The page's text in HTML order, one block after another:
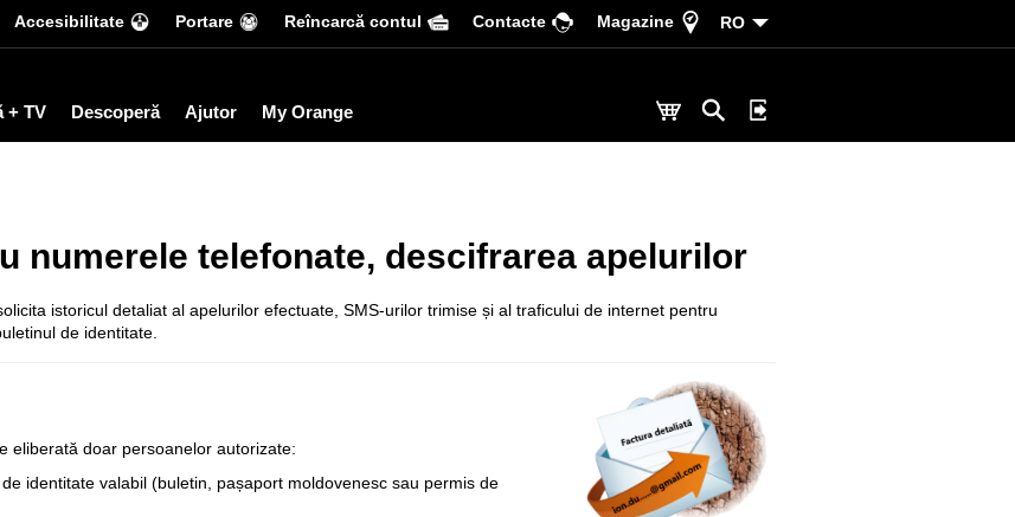
Accesibilitate Portare Reîncarcă contul Сontacte Magazine RO
+ TV Descoperă Ajutor My Orange
numerele telefonate, descifrarea apelurilor
solicita istoricul detaliat al apelurilor efectuate, SMS-urilor trimise și al traficului de internet pentru
de identitate.
eliberată doar persoanelor autorizate:
identitate valabil (buletin, pașaport moldovenesc sau permis de